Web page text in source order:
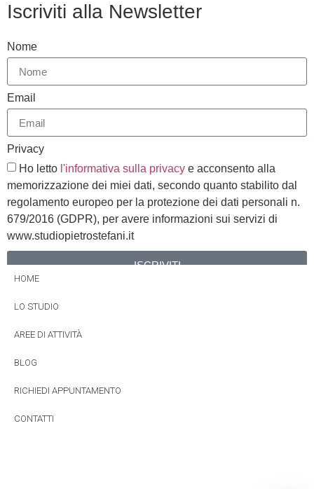
Iscriviti alla Newsletter
Nome
Email
Privacy
Ho letto l'informativa sulla privacy e acconsento alla
memorizzazione dei miei dati, secondo quanto stabilito dal
regolamento europeo per la protezione dei dati personali n.
679/2016 (GDPR), per avere informazioni sui servizi di
www.studiopietrostefani.it
ISCRIVITI
HOME
LO STUDIO
AREE DI ATTIVITÀ
BLOG
RICHIEDI APPUNTAMENTO
CONTATTI